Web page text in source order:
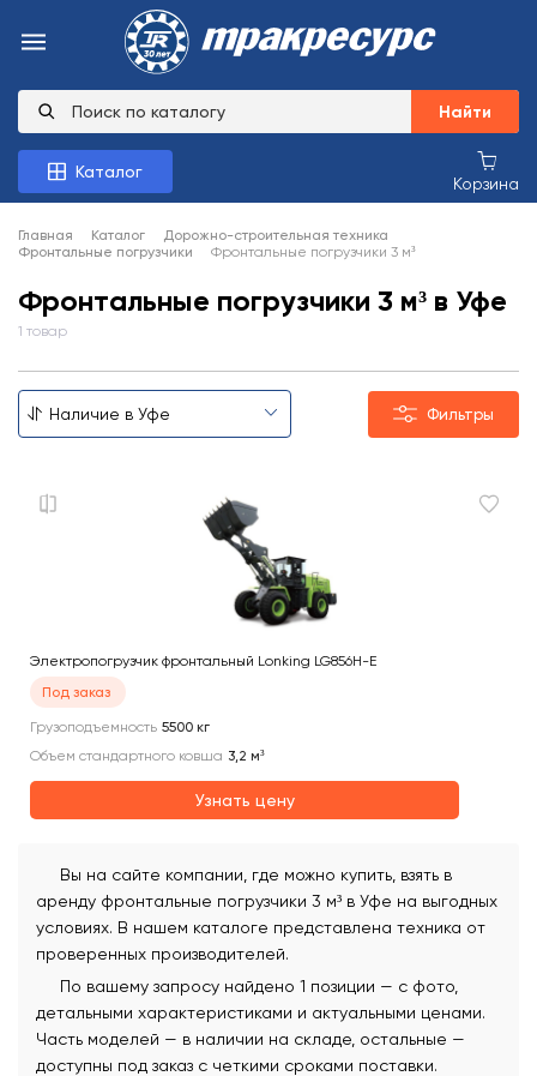
Найти
Каталог
Корзина
Главная Каталог
Дорожно-строительная техника
Фронтальные погрузчики
Фронтальные погрузчики 3 м³
Фронтальные погрузчики 3 м³ в Уфе
1 товар
Фильтры
Электропогрузчик фронтальный Lonking LG856H-E
Под заказ
Грузоподъемность 5500 кг
Объем стандартного ковша 3,2 м³
Узнать цену
Вы на сайте компании, где можно купить, взять в
аренду фронтальные погрузчики 3 м³ в Уфе на выгодных
условиях. В нашем каталоге представлена техника от
проверенных производителей.
По вашему запросу найдено 1 позиции — с фото,
детальными характеристиками и актуальными ценами.
Часть моделей — в наличии на складе, остальные —
доступны под заказ с четкими сроками поставки.